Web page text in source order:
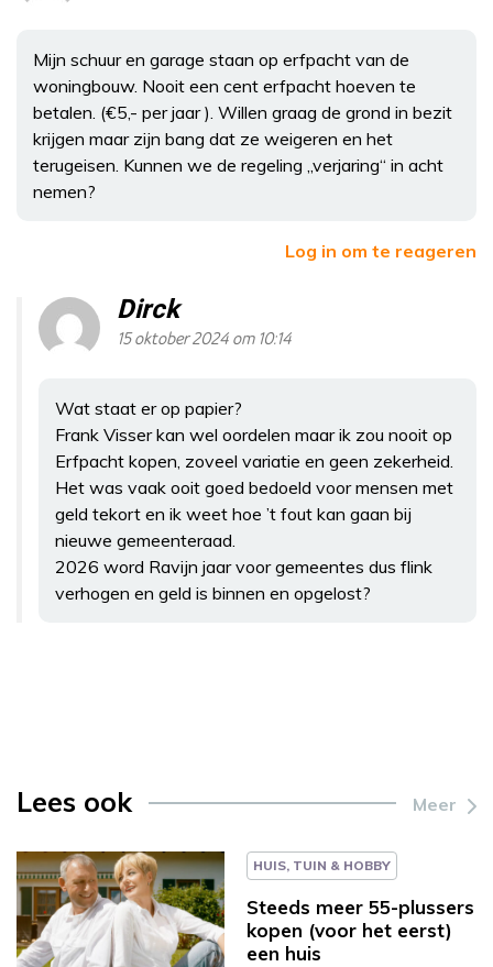
Mijn schuur en garage staan op erfpacht van de
woningbouw. Nooit een cent erfpacht hoeven te
betalen. (€5,- per jaar ). Willen graag de grond in bezit
krijgen maar zijn bang dat ze weigeren en het
terugeisen. Kunnen we de regeling „verjaring“ in acht
nemen?
Log in om te reageren
Dirck
15 oktober 2024 om 10:14
Wat staat er op papier?
Frank Visser kan wel oordelen maar ik zou nooit op
Erfpacht kopen, zoveel variatie en geen zekerheid.
Het was vaak ooit goed bedoeld voor mensen met
geld tekort en ik weet hoe ’t fout kan gaan bij
nieuwe gemeenteraad.
2026 word Ravijn jaar voor gemeentes dus flink
verhogen en geld is binnen en opgelost?
Lees ook Meer
HUIS, TUIN & HOBBY
Steeds meer 55-plussers
kopen (voor het eerst)
een huis